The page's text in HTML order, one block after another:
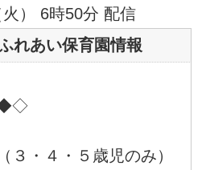
） 6時50分 配信
れあい保育園情報
◆◇
３・４・５歳児のみ）